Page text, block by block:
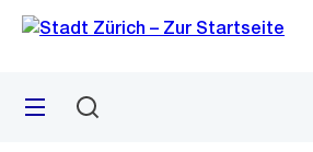
Navigation
Sprunglink
Menü